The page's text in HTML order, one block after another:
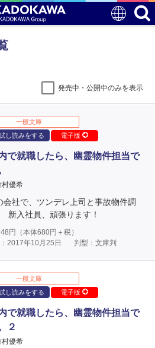
発売中・公開中のみを表示
一般文庫
し読みをする
電子版
で就職したら、幽霊物件担当で
村優希
会社で、ツンデレ上司と事故物件調
新入社員、頑張ります！
円（本体680円＋税）
2017年10月25日
判型：文庫判
一般文庫
し読みをする
電子版
で就職したら、幽霊物件担当で
２
村優希